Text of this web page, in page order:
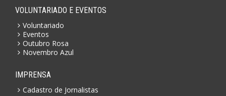
VOLUNTARIADO E EVENTOS
Voluntariado
Eventos
Outubro Rosa
Novembro Azul
IMPRENSA
Cadastro de Jornalistas